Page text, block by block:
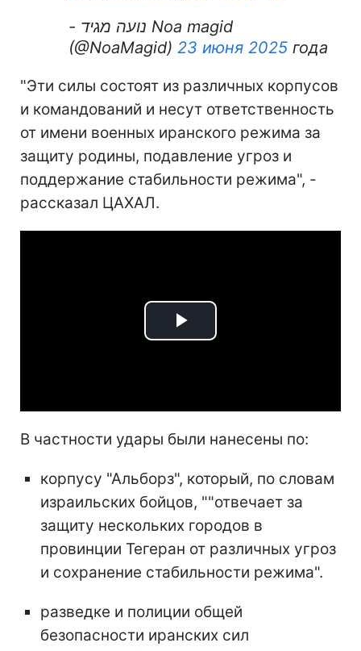
- נועה מגיד Noa magid
(@NoaMagid) 23 июня 2025 года
"Эти силы состоят из различных корпусов
и командований и несут ответственность
от имени военных иранского режима за
защиту родины, подавление угроз и
поддержание стабильности режима", -
рассказал ЦАХАЛ.
Play
В частности удары были нанесены по:
корпусу "Альборз", который, по словам
израильских бойцов, ""отвечает за
защиту нескольких городов в
провинции Тегеран от различных угроз
и сохранение стабильности режима".
разведке и полиции общей
безопасности иранских сил